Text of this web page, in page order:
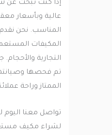
إذا كنت تبحث عن
عالية وبأسعار
المناسب. نحن نقدم
المكيفات المستعملة
التجارية والأحجام.
تم فحصها وصيانتها
الممتاز وراحة عملائنا.
تواصل معنا اليوم
لشراء مكيف مستعمل